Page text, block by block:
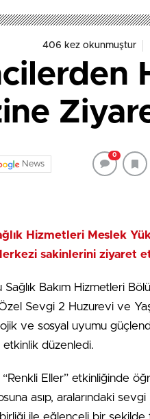
406 kez okunmuştur
News
0
Hizmetleri Meslek
sakinlerini ziyaret
Bakım Hizmetleri
Sevgi 2 Huzurevi ve
ve sosyal uyumu
etkinlik düzenledi.
Eller” etkinliğinde
asıp, aralarındaki sevgi